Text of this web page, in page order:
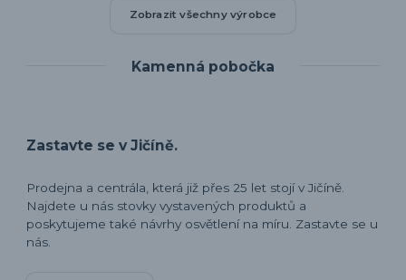
Zobrazit všechny výrobce
Kamenná pobočka
Zastavte se v Jičíně.
Prodejna a centrála, která již přes 25 let stojí v Jičíně.
Najdete u nás stovky vystavených produktů a
poskytujeme také návrhy osvětlení na míru. Zastavte se u
nás.